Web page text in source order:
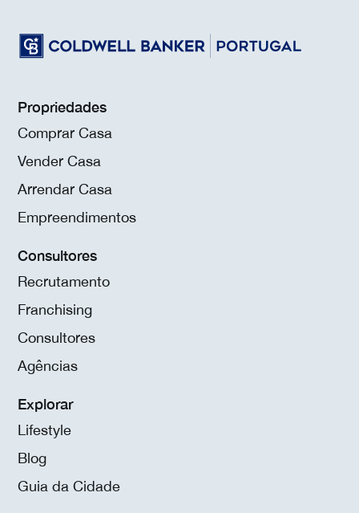
Propriedades
Comprar Casa
Vender Casa
Arrendar Casa
Empreendimentos
Consultores
Recrutamento
Franchising
Consultores
Agências
Explorar
Lifestyle
Blog
Guia da Cidade